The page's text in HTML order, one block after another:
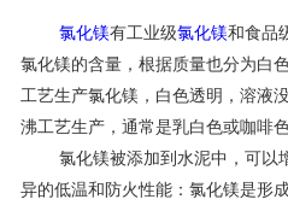
氯化镁有工业级氯化镁和食品
氯化镁的含量，根据质量也分为白
工艺生产氯化镁，白色透明，溶液
沸工艺生产，通常是乳白色或咖啡色
氯化镁被添加到水泥中，可以
异的低温和防火性能：氯化镁是形